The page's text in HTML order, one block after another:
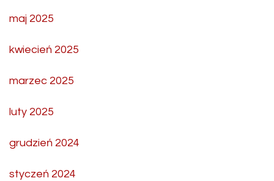
maj 2025
kwiecień 2025
marzec 2025
luty 2025
grudzień 2024
styczeń 2024